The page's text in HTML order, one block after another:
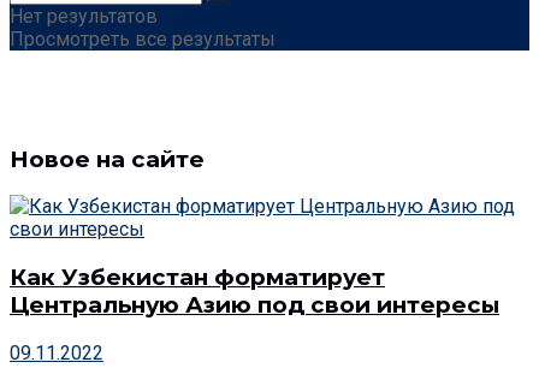
Нет результатов
Просмотреть все результаты
Новое на сайте
Как Узбекистан форматирует
Центральную Азию под свои интересы
09.11.2022